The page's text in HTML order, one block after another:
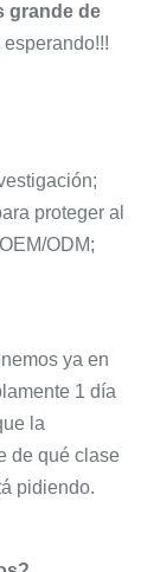
grande de
proteger al
ODM;
ya en
1 día
la
de qué clase
pidiendo.